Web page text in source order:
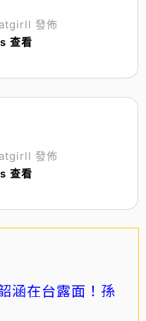
發佈
查看
發佈
查看
涵在台露面！孫